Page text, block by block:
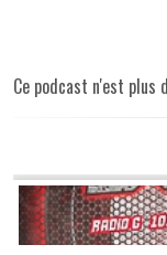
Ce podcast n'est